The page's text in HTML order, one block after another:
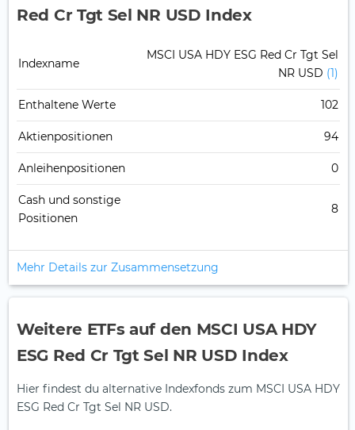
Red Cr Tgt Sel NR USD Index
Indexname
MSCI USA HDY ESG Red Cr Tgt Sel
NR USD (1)
Enthaltene Werte 102
Aktienpositionen 94
Anleihenpositionen 0
Cash und sonstige
Positionen
8
Mehr Details zur Zusammensetzung
Weitere ETFs auf den MSCI USA HDY
ESG Red Cr Tgt Sel NR USD Index
Hier findest du alternative Indexfonds zum MSCI USA HDY
ESG Red Cr Tgt Sel NR USD.